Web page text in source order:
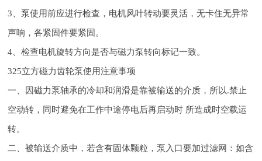
3、泵使用前应进行检查，电机风叶转动要灵活，无卡住无异常
声响，各紧固件要紧固。
4、检查电机旋转方向是否与磁力泵转向标记一致。
325立方磁力齿轮泵使用注意事项
一、因磁力泵轴承的冷却和润滑是靠被输送的介质，所以.禁止
空动转，同时避免在工作中途停电后再启动时 所造成时空载运
转。
二、被输送介质中，若含有固体颗粒，泵入口要加过滤网：如含